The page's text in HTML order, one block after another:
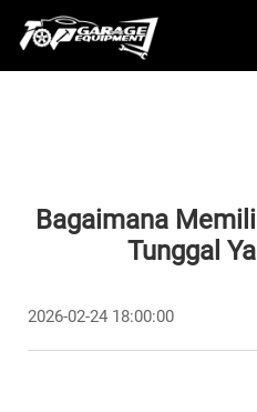
Bagaimana
Tunggal
2026-02-24 18:00:00